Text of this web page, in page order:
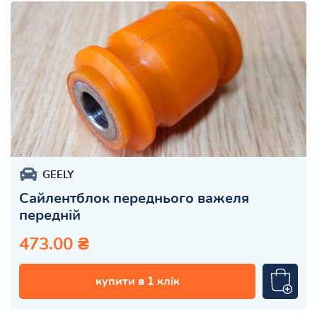
GEELY
Сайлентблок переднього важеля
передній
473.00 ₴
купити в 1 клік